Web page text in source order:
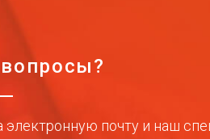
почту и наш